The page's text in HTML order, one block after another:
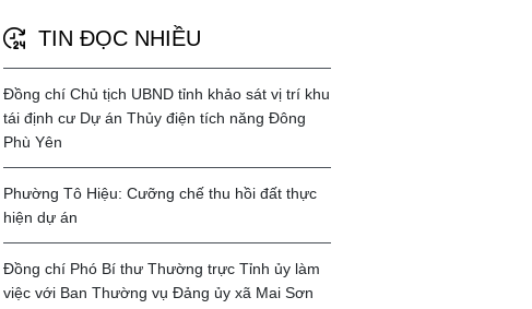
TIN ĐỌC NHIỀU
Đồng chí Chủ tịch UBND tỉnh khảo sát vị trí khu
tái định cư Dự án Thủy điện tích năng Đông
Phù Yên
Phường Tô Hiệu: Cưỡng chế thu hồi đất thực
hiện dự án
Đồng chí Phó Bí thư Thường trực Tỉnh ủy làm
việc với Ban Thường vụ Đảng ủy xã Mai Sơn